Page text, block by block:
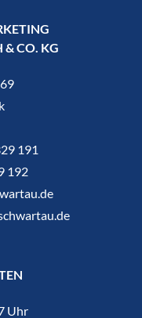
& CO. KG
191
192
Uhr